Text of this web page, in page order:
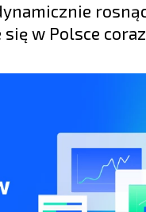
w Polsce